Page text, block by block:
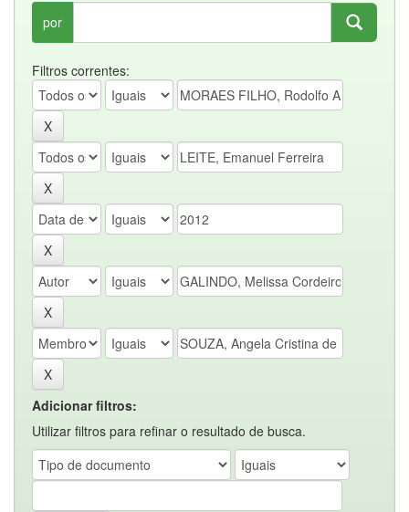
por
Filtros correntes:
Adicionar filtros:
Utilizar filtros para refinar o resultado de busca.